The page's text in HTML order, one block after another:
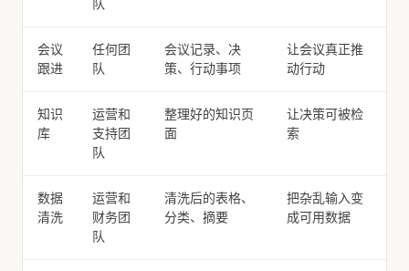
会议
跟进
任何团
队
会议记录、决
策、行动事项
让会议真正推
动行动
知识
库
运营和
支持团
队
整理好的知识页
面
让决策可被检
索
数据
清洗
运营和
财务团
队
清洗后的表格、
分类、摘要
把杂乱输入变
成可用数据